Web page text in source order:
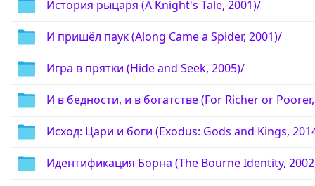
История рыцаря (A Knight's Tale, 2001)/
И пришёл паук (Along Came a Spider, 2001)/
Игра в прятки (Hide and Seek, 2005)/
И в бедности, и в богатстве (For Richer or
Исход: Цари и боги (Exodus: Gods and Kings,
Идентификация Борна (The Bourne Identity,